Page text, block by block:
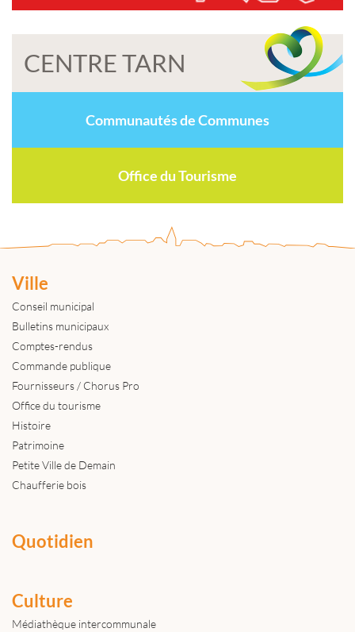
CENTRE TARN
Communautés de Communes
Office du Tourisme
Ville
Conseil municipal
Bulletins municipaux
Comptes-rendus
Commande publique
Fournisseurs / Chorus Pro
Office du tourisme
Histoire
Patrimoine
Petite Ville de Demain
Chaufferie bois
Quotidien
Culture
Médiathèque intercommunale